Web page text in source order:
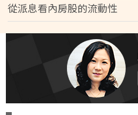
從派息看內房股的流動性